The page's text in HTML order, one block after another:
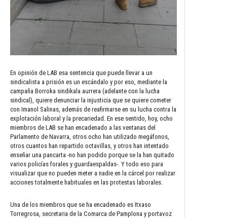
En opinión de LAB esa sentencia que puede llevar a un
sindicalista a prisión es un escándalo y por eso, mediante la
campaña Borroka sindikala aurrera (adelante con la lucha
sindical), quiere denunciar la injusticia que se quiere cometer
con Imanol Salinas, además de reafirmarse en su lucha contra la
explotación laboral y la precariedad. En ese sentido, hoy, ocho
miembros de LAB se han encadenado a las ventanas del
Parlamento de Navarra, otros ocho han utilizado megáfonos,
otros cuantos han repartido octavillas, y otros han intentado
enseñar una pancarta -no han podido porque se la han quitado
varios policías forales y guardaespaldas-. Y todo eso para
visualizar que no pueden meter a nadie en la cárcel por realizar
acciones totalmente habituales en las protestas laborales.
Una de los miembros que se ha encadenado es Itxaso
Torregrosa, secretaria de la Comarca de Pamplona y portavoz